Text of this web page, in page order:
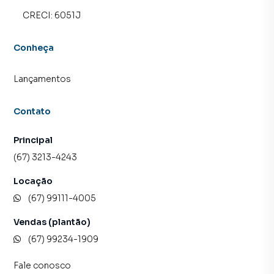
CRECI: 6051J
Conheça
Lançamentos
Contato
Principal
(67) 3213-4243
Locação
(67) 99111-4005
Vendas (plantão)
(67) 99234-1909
Fale conosco